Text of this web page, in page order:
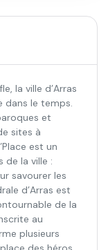
la ville d’Arras
dans le temps.
et
sites à
est un
de la ville :
savourer les
d’Arras est
de la
au
plusieurs